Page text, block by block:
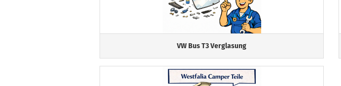
VW Bus T3 Verglasung